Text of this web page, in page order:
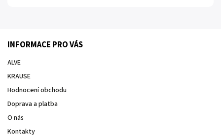
INFORMACE PRO VÁS
ALVE
KRAUSE
Hodnocení obchodu
Doprava a platba
O nás
Kontakty